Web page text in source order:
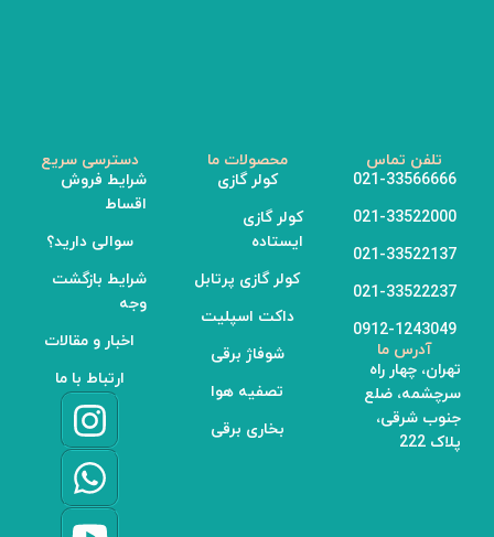
تلفن تماس
021-33566666
021-33522000
021-33522137
021-33522237
0912-1243049
آدرس ما
تهران، چهار راه
سرچشمه، ضلع
جنوب شرقی،
پلاک 222
محصولات ما
کولر گازی
کولر گازی
ایستاده
کولر گازی پرتابل
داکت اسپلیت
شوفاژ برقی
تصفیه هوا
بخاری برقی
دسترسی سریع
شرایط فروش
اقساط
سوالی دارید؟
شرایط بازگشت
وجه
اخبار و مقالات
ارتباط با ما